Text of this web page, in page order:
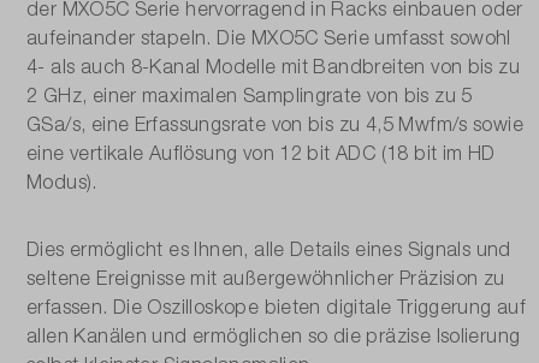
der MXO5C Serie hervorragend in Racks einbauen oder
aufeinander stapeln. Die MXO5C Serie umfasst sowohl
4- als auch 8-Kanal Modelle mit Bandbreiten von bis zu
2 GHz, einer maximalen Samplingrate von bis zu 5
GSa/s, eine Erfassungsrate von bis zu 4,5 Mwfm/s sowie
eine vertikale Auflösung von 12 bit ADC (18 bit im HD
Modus).
Dies ermöglicht es Ihnen, alle Details eines Signals und
seltene Ereignisse mit außergewöhnlicher Präzision zu
erfassen. Die Oszilloskope bieten digitale Triggerung auf
allen Kanälen und ermöglichen so die präzise Isolierung